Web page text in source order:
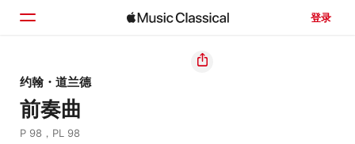
登录
主页
浏览
约翰・道兰德
前奏曲
P 98，PL 98